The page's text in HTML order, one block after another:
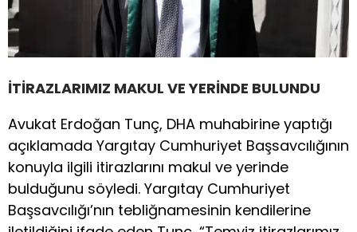
İTİRAZLARIMIZ MAKUL VE YERİNDE BULUNDU
Avukat Erdoğan Tunç, DHA muhabirine yaptığı
açıklamada Yargıtay Cumhuriyet Başsavcılığının
konuyla ilgili itirazlarını makul ve yerinde
bulduğunu söyledi. Yargıtay Cumhuriyet
Başsavcılığı’nın tebliğnamesinin kendilerine